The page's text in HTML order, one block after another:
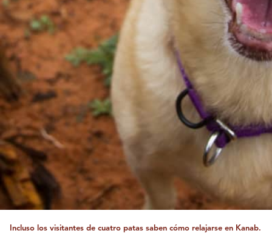
Incluso los visitantes de cuatro patas saben cómo relajarse en Kanab.